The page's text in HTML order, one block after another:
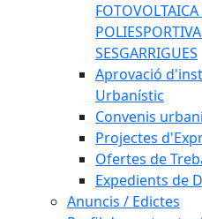
SESGARRIGUES
Aprovació
Urbanístic
Convenis
Projectes
Ofertes de
Expedients de
Anuncis / Edictes